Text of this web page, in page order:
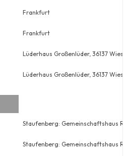
Frankfurt
Frankfurt
Lüderhaus Großenlüder, 36137
Lüderhaus Großenlüder, 36137
Staufenberg: Gemeinschaftshaus
Staufenberg: Gemeinschaftshaus